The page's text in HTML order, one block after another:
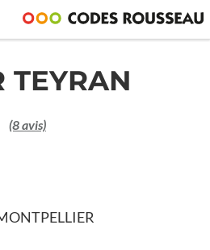
TEYRAN
(8 avis)